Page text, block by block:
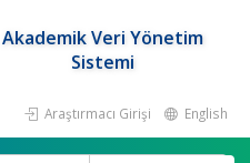
Akademik Veri Yönetim
Sistemi
Araştırmacı Girişi English